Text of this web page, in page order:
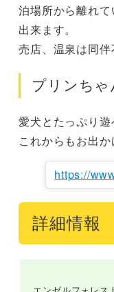
泊場所から離れ
出来ます。
売店、温泉は同伴
プリンちゃ
愛犬とたっぷり遊
これからもお出か
https://
詳細情報